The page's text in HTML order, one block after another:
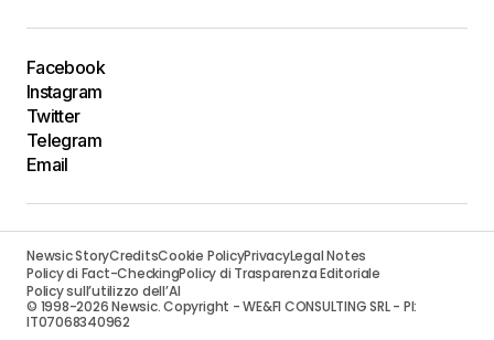
Facebook
Instagram
Twitter
Telegram
Email
Newsic StoryCreditsCookie PolicyPrivacyLegal Notes
Policy di Fact-CheckingPolicy di Trasparenza Editoriale
Policy sull’utilizzo dell’AI
© 1998-2026 Newsic. Copyright - WE&FI CONSULTING SRL - PI:
IT07068340962